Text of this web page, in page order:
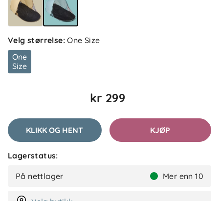
Velg størrelse:One Size
One
Size
kr 299
KLIKK OG HENT KJØP
Lagerstatus:
På nettlager Mer enn 10
HG Heidi G
1 måned siden
TH